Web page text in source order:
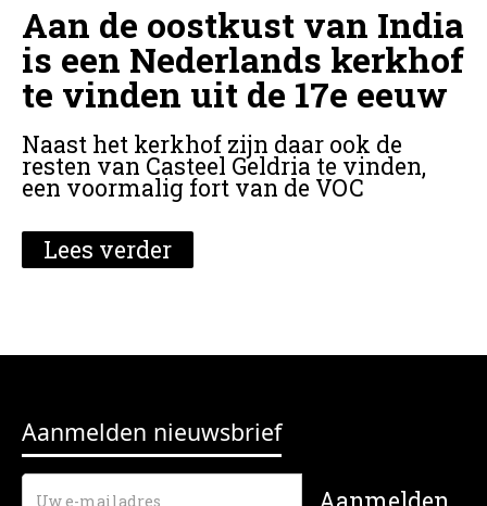
Aan de oostkust van India
is een Nederlands kerkhof
te vinden uit de 17e eeuw
Naast het kerkhof zijn daar ook de
resten van Casteel Geldria te vinden,
een voormalig fort van de VOC
Lees verder
Aanmelden nieuwsbrief